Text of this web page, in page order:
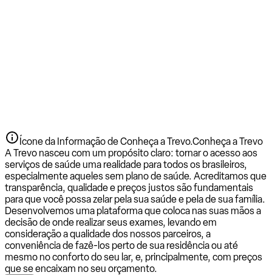
Ícone da Informação de Conheça a Trevo.Conheça a Trevo
A Trevo nasceu com um propósito claro: tornar o acesso aos
serviços de saúde uma realidade para todos os brasileiros,
especialmente aqueles sem plano de saúde. Acreditamos que
transparência, qualidade e preços justos são fundamentais
para que você possa zelar pela sua saúde e pela de sua família.
Desenvolvemos uma plataforma que coloca nas suas mãos a
decisão de onde realizar seus exames, levando em
consideração a qualidade dos nossos parceiros, a
conveniência de fazê-los perto de sua residência ou até
mesmo no conforto do seu lar, e, principalmente, com preços
que se encaixam no seu orçamento.